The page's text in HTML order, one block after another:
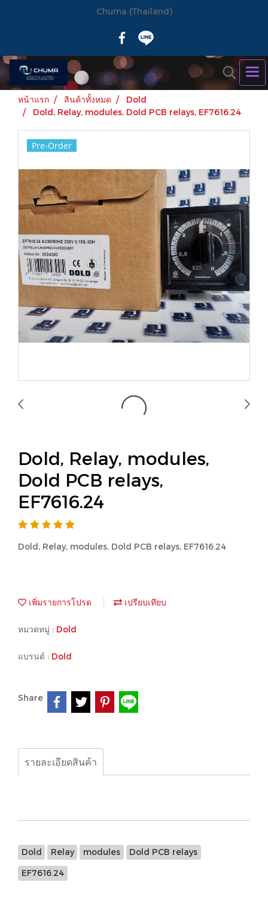
Chuma (Thailand)
หน้าแรก สินค้าทั้งหมด
Dold
Dold, Relay, modules, Dold PCB relays, EF7616.24
Pre-Order
Dold, Relay, modules,
Dold PCB relays,
EF7616.24
Dold, Relay, modules, Dold PCB relays, EF7616.24
เพิ่มรายการโปรด เปรียบเทียบ
หมวดหมู่ : Dold
แบรนด์ : Dold
Share
รายละเอียดสินค้า
Dold Relay modules Dold PCB relays
EF7616.24